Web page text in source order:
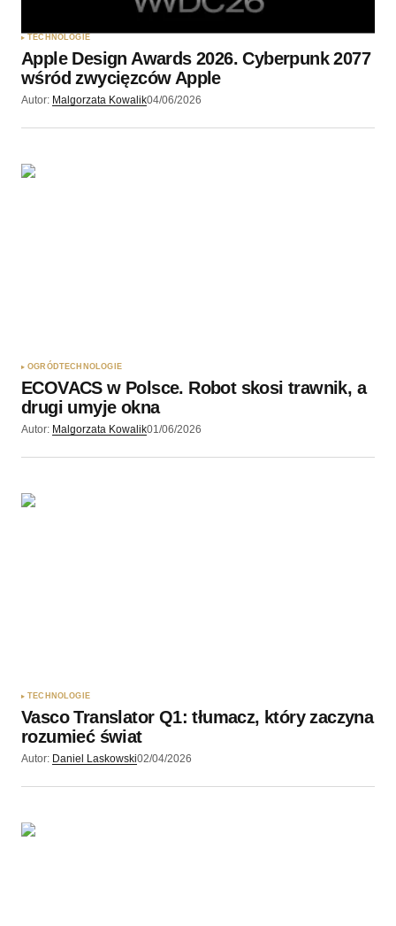
TECHNOLOGIE
Apple Design Awards 2026. Cyberpunk 2077
wśród zwycięzców Apple
Autor: Malgorzata Kowalik04/06/2026
OGRÓDTECHNOLOGIE
ECOVACS w Polsce. Robot skosi trawnik, a
drugi umyje okna
Autor: Malgorzata Kowalik01/06/2026
TECHNOLOGIE
Vasco Translator Q1: tłumacz, który zaczyna
rozumieć świat
Autor: Daniel Laskowski02/04/2026